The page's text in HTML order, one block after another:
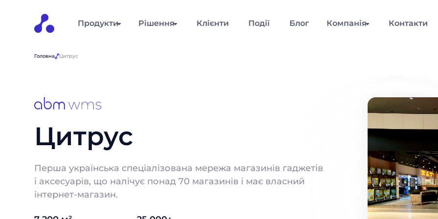
Продукти Рішення Клієнти Події Блог Компанія Контакти
Головна Цитрус
Цитрус
Перша українська спеціалізована мережа магазинів гаджетів
і аксесуарів, що налічує понад 70 магазинів і має власний
інтернет-магазин.